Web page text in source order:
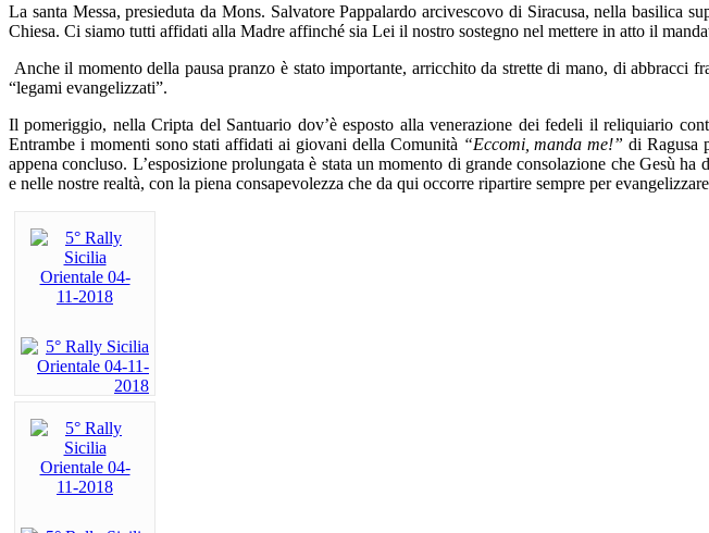
La santa Messa, presieduta da Mons. Salvatore Pappalardo arcivescovo di Siracusa, nella basilica
Chiesa. Ci siamo tutti affidati alla Madre affinché sia Lei il nostro sostegno nel mettere in atto il
Anche il momento della pausa pranzo è stato importante, arricchito da strette di mano, di
“legami evangelizzati”.
Il pomeriggio, nella Cripta del Santuario dov’è esposto alla venerazione dei fedeli il reliquiario
Entrambe i momenti sono stati affidati ai giovani della Comunità “Eccomi, manda me!” di Ragusa
appena concluso. L’esposizione prolungata è stata un momento di grande consolazione che Gesù ha
e nelle nostre realtà, con la piena consapevolezza che da qui occorre ripartire sempre per